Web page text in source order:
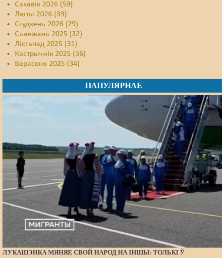
Сакавік 2026 (59)
Люты 2026 (39)
Студзень 2026 (29)
Сьнежань 2025 (32)
Лістапад 2025 (31)
Кастрычнік 2025 (36)
Верасень 2025 (34)
ПАПУЛЯРНАЕ
ЛУКАШЭНКА МЯНЯЕ СВОЙ НАРОД НА ІНШЫ: ТОЛЬКІ Ў